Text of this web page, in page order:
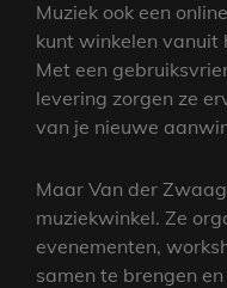
Muziek ook een
kunt winkelen vanuit
Met een
levering zorgen ze
van je nieuwe
Maar Van der
muziekwinkel. Ze
evenementen,
samen te brengen